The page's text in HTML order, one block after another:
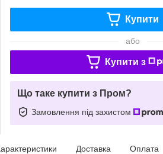
Купити
або
Купити з
Що таке купити з Пром?
Замовлення під захистом
Доставка Оплата